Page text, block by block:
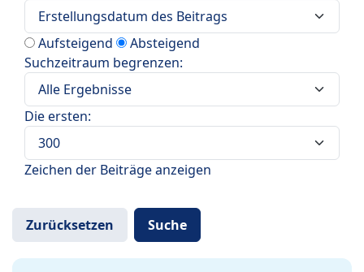
Aufsteigend
Absteigend
Suchzeitraum begrenzen:
Die ersten:
Zeichen der Beiträge anzeigen